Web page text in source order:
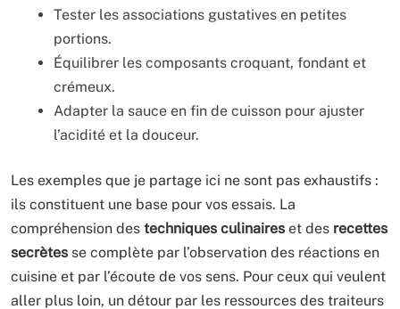
Tester les associations gustatives en petites
portions.
Équilibrer les composants croquant, fondant et
crémeux.
Adapter la sauce en fin de cuisson pour ajuster
l’acidité et la douceur.
Les exemples que je partage ici ne sont pas exhaustifs :
ils constituent une base pour vos essais. La
compréhension des techniques culinaires et des recettes
secrètes se complète par l’observation des réactions en
cuisine et par l’écoute de vos sens. Pour ceux qui veulent
aller plus loin, un détour par les ressources des traiteurs